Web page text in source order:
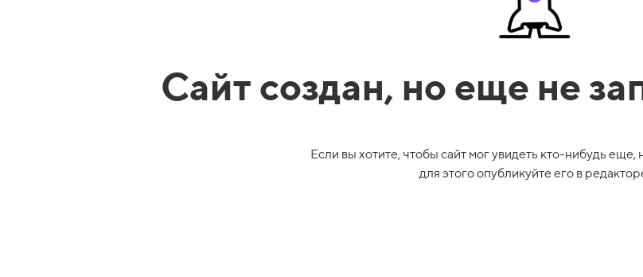
Сайт создан, но еще не
Если вы хотите, чтобы сайт мог увидеть кто-нибудь еще,
для этого опубликуйте его в